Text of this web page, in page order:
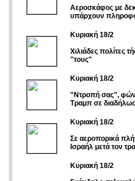
Αεροσκάφος με
υπάρχουν
Κυριακή 18/2
Χιλιάδες πολίτες
"τους"
Κυριακή 18/2
"Ντροπή σας",
Τραμπ σε
Κυριακή 18/2
Σε αεροπορικά
Ισραήλ μετά τον
Κυριακή 18/2